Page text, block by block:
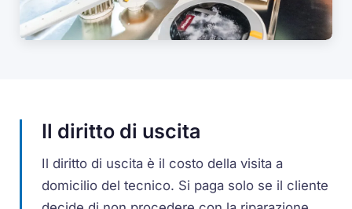
Il diritto di uscita
Il diritto di uscita è il costo della visita a
domicilio del tecnico. Si paga solo se il cliente